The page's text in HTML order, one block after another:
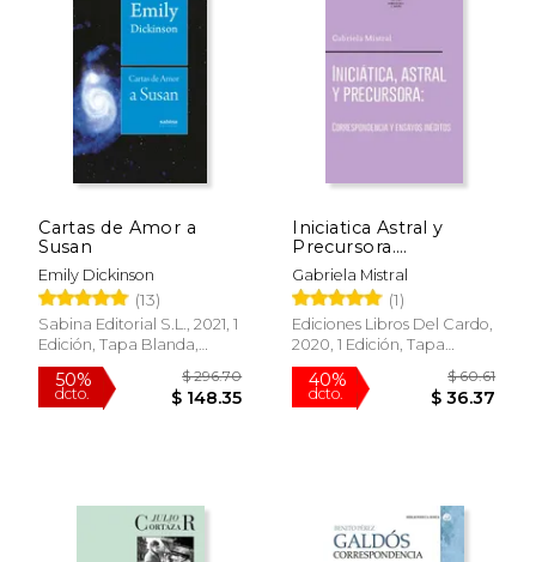
15%
dcto.
Cartas de Amor a
Susan
Emily Dickinson
(13)
Sabina Editorial S.L., 2021, 1
Edición, Tapa Blanda,
Usado
Iniciatica Astral y
Precursora.
Correpondencia y
Ensayos Ineditos
Gabriela Mistral
(1)
Ediciones Libros Del Cardo,
2020, 1 Edición, Tapa
Blanda, Nuevo